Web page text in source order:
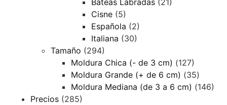
Cisne (5)
Española (2)
Italiana (30)
Tamaño (294)
Moldura Chica (- de 3 cm) (127)
Moldura Grande (+ de 6 cm) (35)
Moldura Mediana (de 3 a 6 cm) (146)
Precios (285)